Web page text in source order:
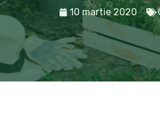
10 martie 2020